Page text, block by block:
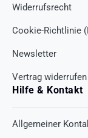
Widerrufsrecht
Cookie-Richtlinie
Newsletter
Vertrag widerrufen
Hilfe & Kontakt
Allgemeiner